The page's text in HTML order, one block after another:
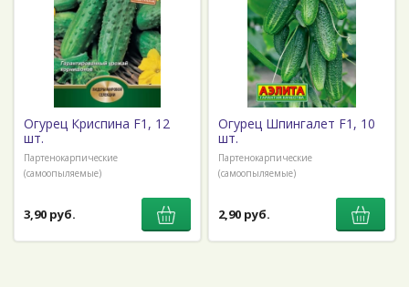
Огурец Криспина F1, 12
шт.
Партенокарпические
(самоопыляемые)
3,90 руб.
Огурец Шпингалет F1, 10
шт.
Партенокарпические
(самоопыляемые)
2,90 руб.